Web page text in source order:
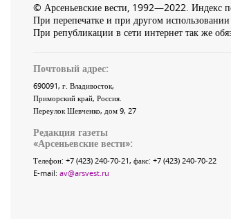
© Арсеньевские вести, 1992—2022. Индекс
При перепечатке и при другом использовании
При републикации в сети интернет так же
Почтовый адрес:
690091, г. Владивосток,
Приморский край, Россия.
Переулок Шевченко, дом 9, 27
Редакция газеты
«Арсеньевские вести»:
Телефон: +7 (423) 240-70-21, факс: +7 (423) 240-70-22
E-mail: av@arsvest.ru